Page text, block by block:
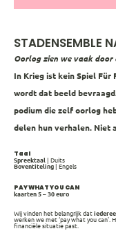
STADENSEMBLE
Oorlog zien we vaak door
In Krieg ist kein Spiel Für
wordt dat beeld
podium die zelf oorlog
delen hun verhalen. Niet
Taal
Spreektaal
| Duits
Boventiteling | Engels
PAY WHAT YOU CAN
kaarten 5 – 30 euro
Wij vinden het belangrijk dat
werken we met ‘pay what you
financiële situatie past.